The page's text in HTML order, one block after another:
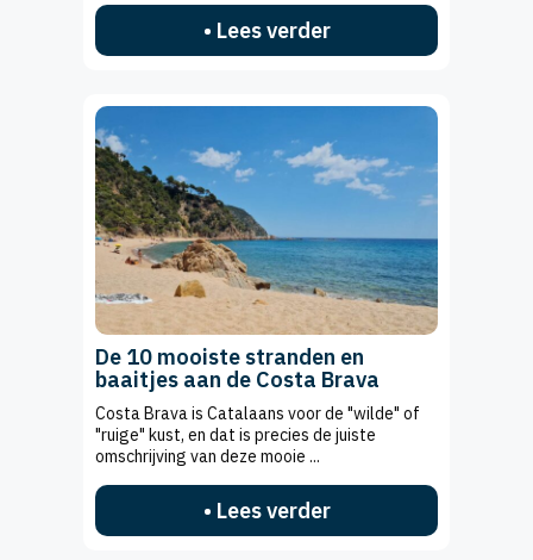
• Lees verder
De 10 mooiste stranden en
baaitjes aan de Costa Brava
Costa Brava is Catalaans voor de "wilde" of
"ruige" kust, en dat is precies de juiste
omschrijving van deze mooie ...
• Lees verder